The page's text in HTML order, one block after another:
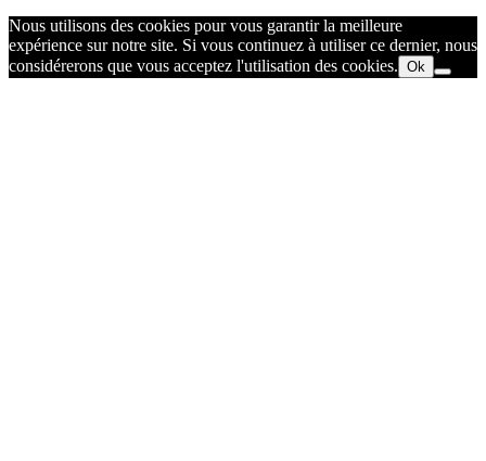
Nous utilisons des cookies pour vous garantir la meilleure
expérience sur notre site. Si vous continuez à utiliser ce dernier, nous
considérerons que vous acceptez l'utilisation des cookies. Ok